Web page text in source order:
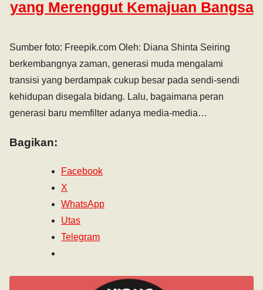
yang Merenggut Kemajuan Bangsa
Sumber foto: Freepik.com Oleh: Diana Shinta Seiring
berkembangnya zaman, generasi muda mengalami
transisi yang berdampak cukup besar pada sendi-sendi
kehidupan disegala bidang. Lalu, bagaimana peran
generasi baru memfilter adanya media-media…
Bagikan:
Facebook
X
WhatsApp
Utas
Telegram